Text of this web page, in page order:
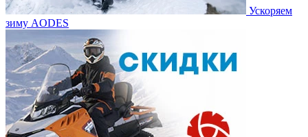
Ускоряем
зиму AODES